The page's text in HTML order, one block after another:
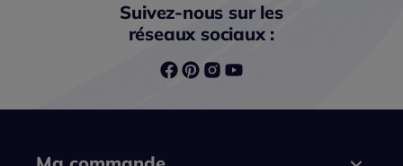
Suivez-nous sur les
réseaux sociaux :